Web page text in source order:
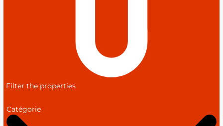
Filter the properties
Catégorie